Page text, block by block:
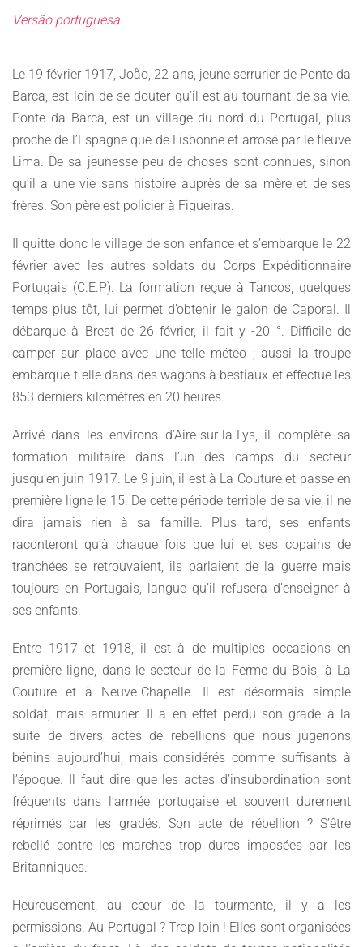
Versão portuguesa
Le 19 février 1917, João, 22 ans, jeune serrurier de Ponte da
Barca, est loin de se douter qu’il est au tournant de sa vie.
Ponte da Barca, est un village du nord du Portugal, plus
proche de l’Espagne que de Lisbonne et arrosé par le fleuve
Lima. De sa jeunesse peu de choses sont connues, sinon
qu’il a une vie sans histoire auprès de sa mère et de ses
frères. Son père est policier à Figueiras.
Il quitte donc le village de son enfance et s’embarque le 22
février avec les autres soldats du Corps Expéditionnaire
Portugais (C.E.P). La formation reçue à Tancos, quelques
temps plus tôt, lui permet d’obtenir le galon de Caporal. Il
débarque à Brest de 26 février, il fait y -20 °. Difficile de
camper sur place avec une telle météo ; aussi la troupe
embarque-t-elle dans des wagons à bestiaux et effectue les
853 derniers kilomètres en 20 heures.
Arrivé dans les environs d’Aire-sur-la-Lys, il complète sa
formation militaire dans l’un des camps du secteur
jusqu’en juin 1917. Le 9 juin, il est à La Couture et passe en
première ligne le 15. De cette période terrible de sa vie, il ne
dira jamais rien à sa famille. Plus tard, ses enfants
raconteront qu’à chaque fois que lui et ses copains de
tranchées se retrouvaient, ils parlaient de la guerre mais
toujours en Portugais, langue qu’il refusera d’enseigner à
ses enfants.
Entre 1917 et 1918, il est à de multiples occasions en
première ligne, dans le secteur de la Ferme du Bois, à La
Couture et à Neuve-Chapelle. Il est désormais simple
soldat, mais armurier. Il a en effet perdu son grade à la
suite de divers actes de rebellions que nous jugerions
bénins aujourd’hui, mais considérés comme suffisants à
l’époque. Il faut dire que les actes d’insubordination sont
fréquents dans l’armée portugaise et souvent durement
réprimés par les gradés. Son acte de rébellion ? S’être
rebellé contre les marches trop dures imposées par les
Britanniques.
Heureusement, au cœur de la tourmente, il y a les
permissions. Au Portugal ? Trop loin ! Elles sont organisées